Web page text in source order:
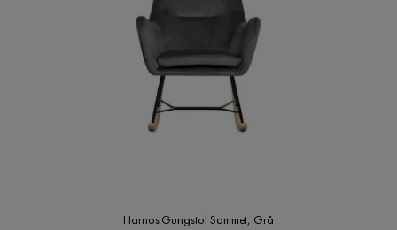
Harnos Gungstol Sammet, Grå